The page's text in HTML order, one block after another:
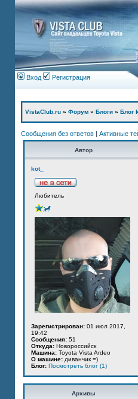
Вход Регистрация
VistaClub.ru » Форум » Блоги » Блог
Сообщения без ответов | Активные
Автор
kot_
Любитель
Зарегистрирован: 01 июл 2017,
19:42
Сообщения: 51
Откуда: Новороссийск
Машина: Toyota Vista Ardeo
О машине: диванчик =)
Блог: Посмотреть блог (1)
Архивы